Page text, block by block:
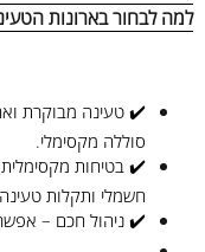
למה לבחור בארונות
✔️ טעינה מבוקרת
סוללה מקסימלי.
✔️ בטיחות
חשמלי ותקלות
✔️ ניהול חכם –